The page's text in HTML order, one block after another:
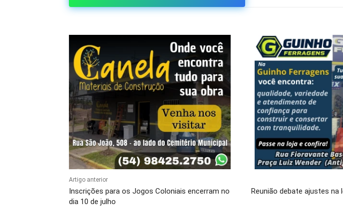
Artigo anterior
Inscrições para os Jogos Coloniais encerram no
dia 10 de julho
Reunião debate ajustes na